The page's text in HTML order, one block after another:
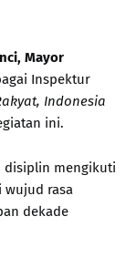
Mayor
Inspektur
Indonesia
ini.
disiplin mengikuti
wujud rasa
dekade